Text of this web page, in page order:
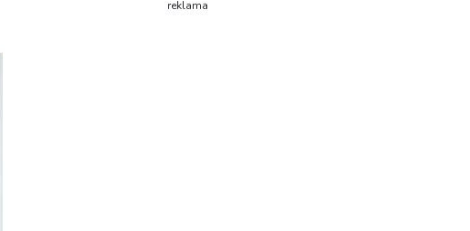
reklama